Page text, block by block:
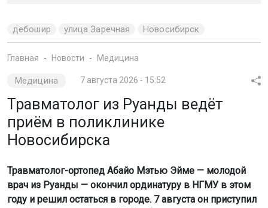
врач из Руанды — окончил ординатуру в НГМУ в этом
к работе в поликлинике №14 в Академгородке.